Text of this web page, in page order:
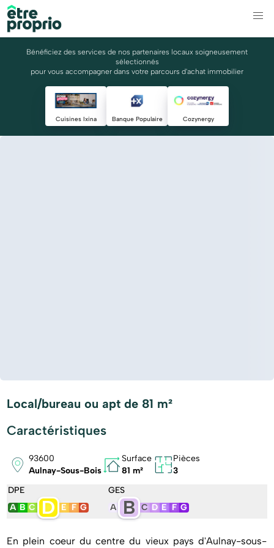
Bénéficiez des services de nos partenaires locaux soigneusement
sélectionnés
pour vous accompagner dans votre parcours d'achat immobilier
Cuisines Ixina Banque Populaire Cozynergy
Local/bureau ou apt de 81 m²
Caractéristiques
93600
Aulnay-Sous-Bois
Surface
81 m²
Pièces
3
DPE
A B C D E F G
GES
A
B C D E F G
En plein coeur du centre du vieux pays d'Aulnay-sous-